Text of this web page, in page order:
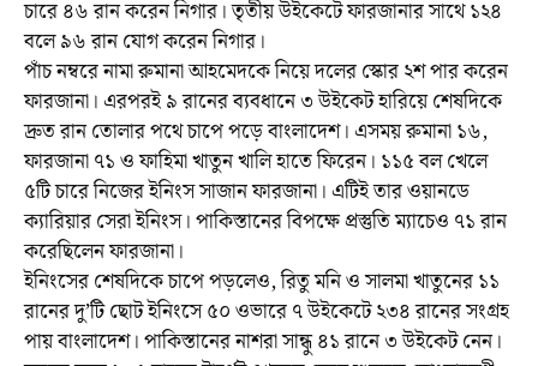
চারে ৪৬ রান করেন নিগার। তৃতীয় উইকেটে ফারজানার সাথে ১২৪
বলে ৯৬ রান যোগ করেন নিগার।
পাঁচ নম্বরে নামা রুমানা আহমেদকে নিয়ে দলের স্কোর ২শ পার করেন
ফারজানা। এরপরই ৯ রানের ব্যবধানে ৩ উইকেট হারিয়ে শেষদিকে
দ্রুত রান তোলার পথে চাপে পড়ে বাংলাদেশ। এসময় রুমানা ১৬,
ফারজানা ৭১ ও ফাহিমা খাতুন খালি হাতে ফিরেন। ১১৫ বল খেলে
৫টি চারে নিজের ইনিংস সাজান ফারজানা। এটিই তার ওয়ানডে
ক্যারিয়ার সেরা ইনিংস। পাকিস্তানের বিপক্ষে প্রস্তুতি ম্যাচেও ৭১ রান
করেছিলেন ফারজানা।
ইনিংসের শেষদিকে চাপে পড়লেও, রিতু মনি ও সালমা খাতুনের ১১
রানের দু’টি ছোট ইনিংসে ৫০ ওভারে ৭ উইকেটে ২৩৪ রানের সংগ্রহ
পায় বাংলাদেশ। পাকিস্তানের নাশরা সান্ধু ৪১ রানে ৩ উইকেট নেন।